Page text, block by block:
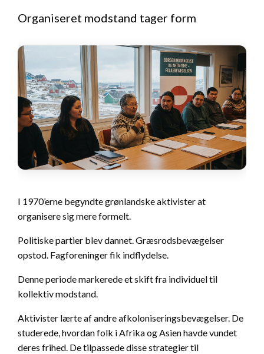
Organiseret modstand tager form
I 1970’erne begyndte grønlandske aktivister at
organisere sig mere formelt.
Politiske partier blev dannet. Græsrodsbevægelser
opstod. Fagforeninger fik indflydelse.
Denne periode markerede et skift fra individuel til
kollektiv modstand.
Aktivister lærte af andre afkoloniseringsbevægelser. De
studerede, hvordan folk i Afrika og Asien havde vundet
deres frihed. De tilpassede disse strategier til